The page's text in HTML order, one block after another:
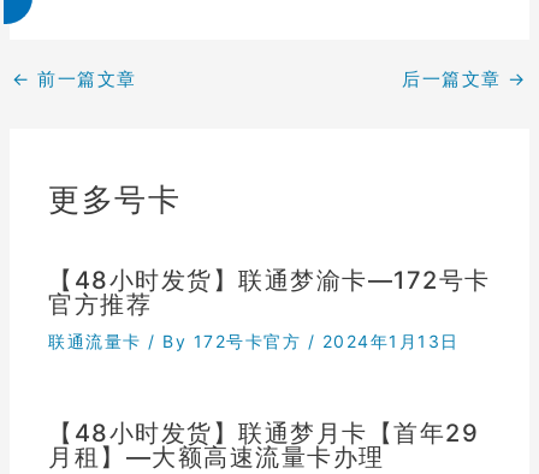
← 前一篇文章 后一篇文章 →
更多号卡
【48小时发货】联通梦渝卡—172号卡
官方推荐
联通流量卡 / By 172号卡官方 / 2024年1月13日
【48小时发货】联通梦月卡【首年29
月租】—大额高速流量卡办理